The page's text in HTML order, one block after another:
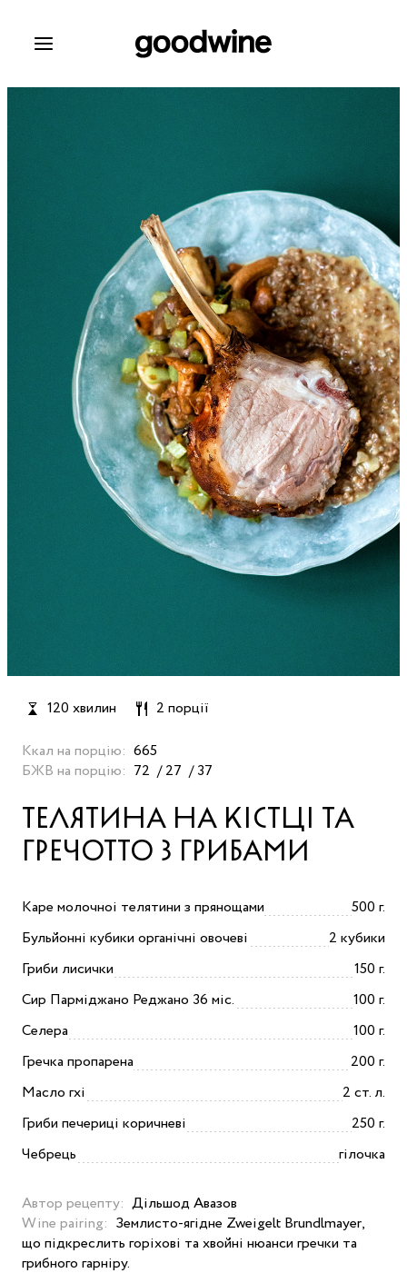
120 хвилин 2 порції
Ккал на порцію: 665
БЖВ на порцію: 72 27 37
ТЕЛЯТИНА НА КІСТЦІ ТА
ГРЕЧОТТО З ГРИБАМИ
Каре молочноі телятини з прянощами
500 г.
Бульйонні кубики органічні овочеві
2 кубики
Гриби лисички
150 г.
Cир Парміджано Реджано 36 міс.
100 г.
Селера
100 г.
Гречка пропарена
200 г.
Масло гхi
2 ст. л.
Гриби печериці коричневі
250 г.
Чебрець
гілочка
Автор рецепту: Дільшод Авазов
Wine pairing: Землисто-ягідне Zweigelt Brundlmayer,
що підкреслить горіхові та хвойні нюанси гречки та
грибного гарніру.